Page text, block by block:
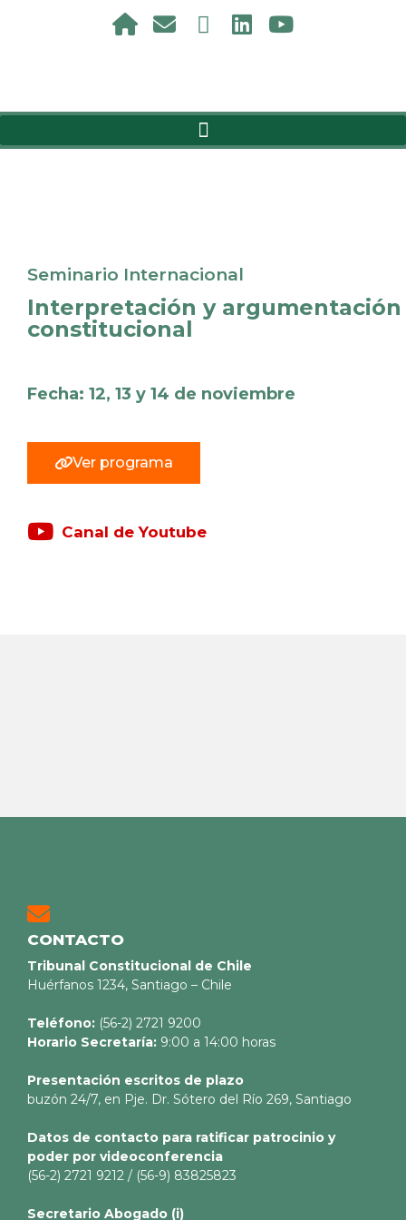
Seminario Internacional
Interpretación y argumentación
constitucional
Fecha: 12, 13 y 14 de noviembre
Ver programa
Canal de Youtube
CONTACTO
Tribunal Constitucional de Chile
Huérfanos 1234, Santiago – Chile
Teléfono: (56-2) 2721 9200
Horario Secretaría: 9:00 a 14:00 horas
Presentación escritos de plazo
buzón 24/7, en Pje. Dr. Sótero del Río 269, Santiago
Datos de contacto para ratificar patrocinio y
poder por videoconferencia
(56-2) 2721 9212 / (56-9) 83825823
Secretario Abogado (i)